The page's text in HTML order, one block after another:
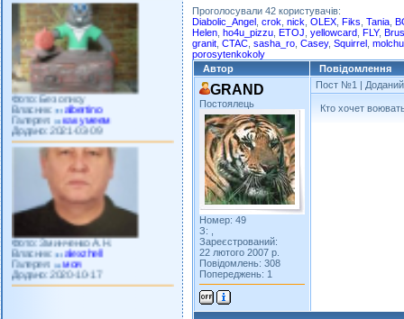
Фото: Без опису
Власник:
albertino
Галерея:
как умеем
Додано: 2021-03-09
Фото: Зминченко А.Н.
alexzhell
Галерея:
моя
Додано: 2020-10-17
Проголосували 42 користувачів:
Diabolic_Angel crok nick OLEX Fiks Tania
Helen ho4u_pizzu ETOJ yellowcard FLY,
granit CTAC sasha_ro Casey, Squirrel
porosytenkokoly
Автор
Повідомлення
GRAND
Постоялець
Номер: 49
З: ,
Зареєстрований:
22 лютого 2007 р.
Повідомлень: 308
Попереджень: 1
Пост №1 |
Кто хочет